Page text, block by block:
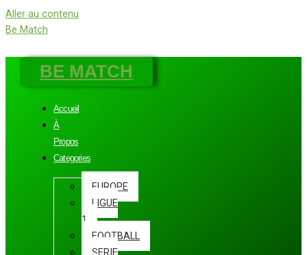
Aller au contenu
Be Match
BE MATCH
Accueil
À
Propos
Categories
EUROPE
LIGUE
1
FOOTBALL
SERIE